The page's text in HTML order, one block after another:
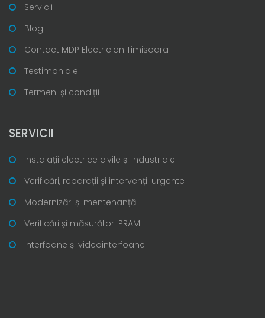
Servicii
Blog
Contact MDP Electrician Timisoara
Testimoniale
Termeni și condiții
SERVICII
Instalații electrice civile și industriale
Verificări, reparații și intervenții urgente
Modernizări și mentenanță
Verificări și măsurători PRAM
Interfoane și videointerfoane